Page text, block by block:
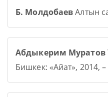
Б. МолдобаевАлтын
Абдыкерим Муратов
Бишкек: «Айат», 2014,